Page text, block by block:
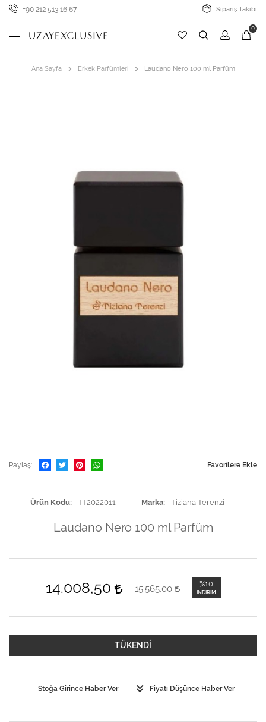
+90 212 513 16 67 Sipariş Takibi
0
Ana Sayfa Erkek Parfümleri Laudano Nero 100 ml Parfüm
Paylaş Favorilere Ekle
Ürün Kodu TT2022011 Marka Tiziana Terenzi
Laudano Nero 100 ml Parfüm
14.008,50 15.565,00 %10
İNDIRIM
TÜKENDİ
Stoğa Girince Haber Ver Fiyatı Düşünce Haber Ver